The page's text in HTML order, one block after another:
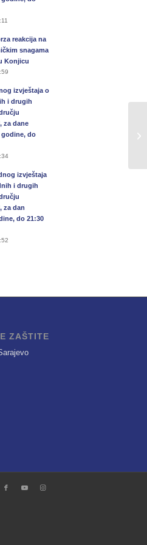
reakcija na
snagama
Konjicu
izvještaja o
i drugih
za dane
godine, do
izvještaja
i drugih
za dan
do 21:30
ZAŠTITE